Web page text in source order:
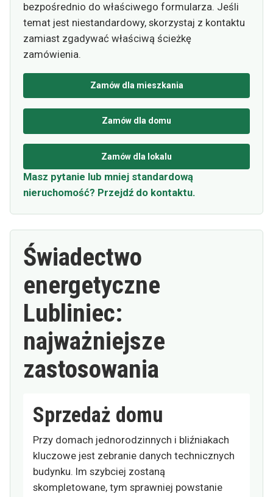
bezpośrednio do właściwego formularza. Jeśli
temat jest niestandardowy, skorzystaj z kontaktu
zamiast zgadywać właściwą ścieżkę
zamówienia.
Zamów dla mieszkania
Zamów dla domu
Zamów dla lokalu
Masz pytanie lub mniej standardową
nieruchomość? Przejdź do kontaktu.
Świadectwo
energetyczne
Lubliniec:
najważniejsze
zastosowania
Sprzedaż domu
Przy domach jednorodzinnych i bliźniakach
kluczowe jest zebranie danych technicznych
budynku. Im szybciej zostaną
skompletowane, tym sprawniej powstanie